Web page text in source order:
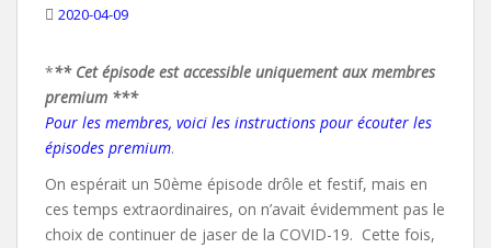
2020-04-09
*** Cet épisode est accessible uniquement aux membres
premium ***
Pour les membres, voici les instructions pour écouter les
épisodes premium.
On espérait un 50ème épisode drôle et festif, mais en
ces temps extraordinaires, on n’avait évidemment pas le
choix de continuer de jaser de la COVID-19. Cette fois,